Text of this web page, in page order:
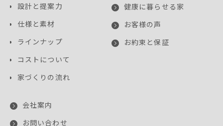
設計と提案力
仕様と素材
ラインナップ
コストについて
家づくりの流れ
健康に暮らせる家
お客様の声
お約束と保証
会社案内
お問い合わせ